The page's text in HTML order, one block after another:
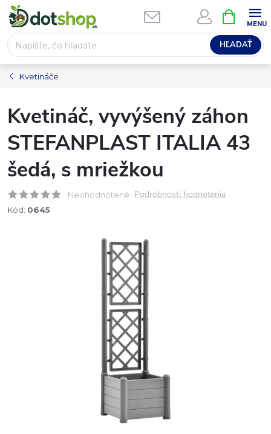
Prejsť
na
obsah
HĽADAŤ
KOŠÍK
Kvetináče
Kvetináč, vyvýšený záhon
STEFANPLAST ITALIA 43
šedá, s mriežkou
Neohodnotené Podrobnosti hodnotenia
Kód: 0645